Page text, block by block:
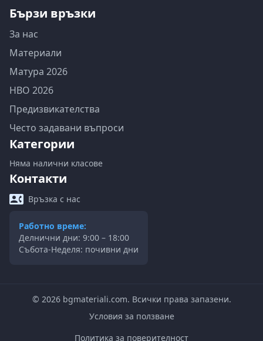
Бързи връзки
За нас
Материали
Матура 2026
НВО 2026
Предизвикателства
Често задавани въпроси
Категории
Няма налични класове
Контакти
Връзка с нас
Работно време:
Делнични дни: 9:00 – 18:00
Събота-Неделя: почивни дни
© 2026bgmateriali.com. Всички права запазени.
Условия за ползване
Политика за поверителност